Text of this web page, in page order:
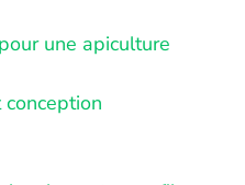
une apiculture